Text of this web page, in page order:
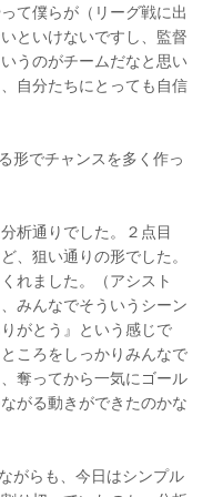
て僕らが（リーグ戦に出
といけないですし、監督
うのがチームだなと思い
自分たちにとっても自信
形でチャンスを多く作っ
析通りでした。２点目
、狙い通りの形でした。
れました。（アシスト
みんなでそういうシーン
がとう』という感じで
ころをしっかりみんなで
奪ってから一気にゴール
がる動きができたのかな
がらも、今日はシンプル